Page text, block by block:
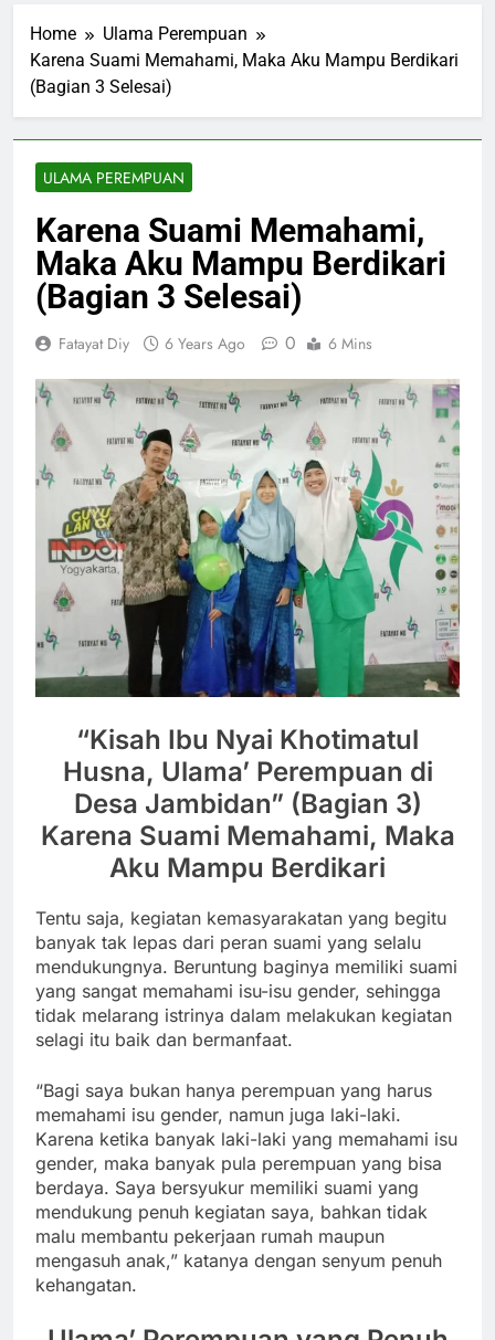
Home
Ulama Perempuan
Karena Suami Memahami, Maka Aku Mampu Berdikari
(Bagian 3 Selesai)
ULAMA PEREMPUAN
Karena Suami Memahami,
Maka Aku Mampu Berdikari
(Bagian 3 Selesai)
Fatayat Diy 6 Years Ago 0 6 Mins
“Kisah Ibu Nyai Khotimatul
Husna, Ulama’ Perempuan di
Desa Jambidan” (Bagian 3)
Karena Suami Memahami, Maka
Aku Mampu Berdikari
Tentu saja, kegiatan kemasyarakatan yang begitu
banyak tak lepas dari peran suami yang selalu
mendukungnya. Beruntung baginya memiliki suami
yang sangat memahami isu-isu gender, sehingga
tidak melarang istrinya dalam melakukan kegiatan
selagi itu baik dan bermanfaat.
“Bagi saya bukan hanya perempuan yang harus
memahami isu gender, namun juga laki-laki.
Karena ketika banyak laki-laki yang memahami isu
gender, maka banyak pula perempuan yang bisa
berdaya. Saya bersyukur memiliki suami yang
mendukung penuh kegiatan saya, bahkan tidak
malu membantu pekerjaan rumah maupun
mengasuh anak,” katanya dengan senyum penuh
kehangatan.